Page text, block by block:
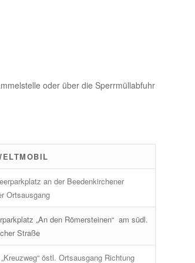
oder über die Sperrmüllabfuhr
an der Beedenkirchener
Ortsausgang
„An den Römersteinen“ am südl.
Straße
östl. Ortsausgang Richtung